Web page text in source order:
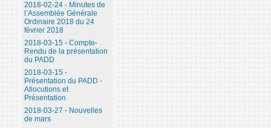
2018-02-24 - Minutes de
l’Assemblée Générale
Ordinaire 2018 du 24
février 2018
2018-03-15 - Compte-
Rendu de la présentation
du PADD
2018-03-15 -
Présentation du PADD -
Allocutions et
Présentation
2018-03-27 - Nouvelles
de mars